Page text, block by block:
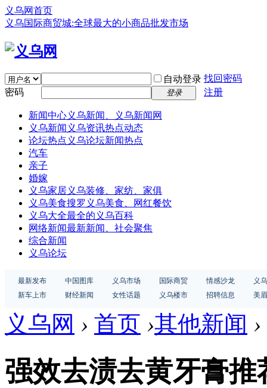
义乌网首页
义乌国际商贸城:全球最大的小商品批发市场
自动登录 找回密码
密码
登录 注册
新闻中心义乌新闻、义乌新闻网
义乌新闻 义乌资讯热点动态
论坛热点 义乌论坛新闻热点
汽车
亲子
婚嫁
义乌家居义乌装修、家纺、家俱
义乌美食搜罗义乌美食、网红餐饮
义乌大全最全的义乌百科
网络新闻最新新闻、社会聚焦
综合新闻
义乌论坛
最新发布 中国图库 义乌市场 国际商贸 情感沙龙
义
新车上市
财经新闻 女性话题 义乌楼市 招聘信息 美
义乌网 › 首页 ›其他新闻 ›
强效去渍去黄牙膏推